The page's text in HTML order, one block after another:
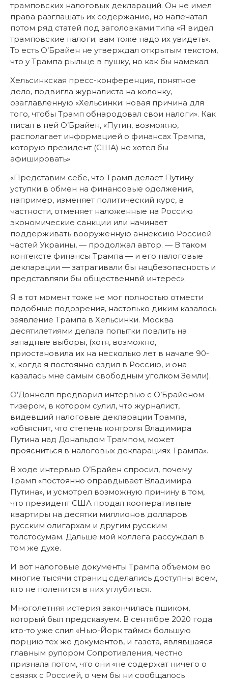
трамповских налоговых деклараций. Он не имел
права разглашать их содержание, но напечатал
потом ряд статей под заголовками типа «Я видел
трамповские налоги; вам тоже надо их увидеть».
То есть О’Брайен не утверждал открытым текстом,
что у Трампа рыльце в пушку, но как бы намекал.
Хельсинкская пресс-конференция, понятное
дело, подвигла журналиста на колонку,
озаглавленную «Хельсинки: новая причина для
того, чтобы Трамп обнародовал свои налоги». Как
писал в ней О’Брайен, «Путин, возможно,
располагает информацией о финансах Трампа,
которую президент (США) не хотел бы
афишировать».
«Представим себе, что Трамп делает Путину
уступки в обмен на финансовые одолжения,
например, изменяет политический курс, в
частности, отменяет наложенные на Россию
экономические санкции или начинает
поддерживать вооруженную аннексию Россией
частей Украины, — продолжал автор. — В таком
контексте финансы Трампа — и его налоговые
декларации — затрагивали бы нацбезопасность и
представляли бы общественнвй интерес».
Я в тот момент тоже не мог полностью отмести
подобные подозрения, настолько диким казалось
заявление Трампа в Хельсинки. Москва
десятилетиями делала попытки повлить на
западные выборы, (хотя, возможно,
приостановила их на несколько лет в начале 90-
х, когда я постоянно ездил в Россию, и она
казалась мне самым свободным уголком Земли).
О’Доннелл предварил интервью с О’Брайеном
тизером, в котором сулил, что журналист,
видевший налоговые декларации Трампа,
«объяснит, что степень контроля Владимира
Путина над Дональдом Трампом, может
проясниться в налоговых декларациях Трампа».
В ходе интервью О’Брайен спросил, почему
Трамп «постоянно оправдывает Владимира
Путина», и усмотрел возможную причину в том,
что президент США продал кооперативные
квартиры на десятки миллионов долларов
русским олигархам и другим русским
толстосумам. Дальше мой коллега рассуждал в
том же духе.
И вот налоговые документы Трампа объемом во
многие тысячи страниц сделались доступны всем,
кто не поленится в них углубиться.
Многолетняя истерия закончилась пшиком,
который был предсказуем. В сентябре 2020 года
кто-то уже слил «Нью-Йорк таймс» большую
порцию тех же документов, и газета, являвшаяся
главным рупором Сопротивления, честно
признала потом, что они «не содержат ничего о
связях с Россией, о чем бы ни сообщалось